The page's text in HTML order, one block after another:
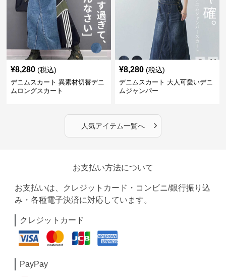
¥8,280 (税込)
デニムスカート 異素材切替デニ
ムロングスカート
¥8,280 (税込)
デニムスカート 大人可愛いデニ
ムジャンパー
人気アイテム一覧へ ›
お支払い方法について
お支払いは、クレジットカード・コンビニ/銀行振り込
み・各種電子決済に対応しています。
クレジットカード
PayPay